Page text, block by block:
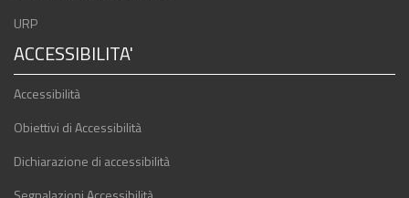
URP
ACCESSIBILITA'
Accessibilità
Obiettivi di Accessibilità
Dichiarazione di accessibilità